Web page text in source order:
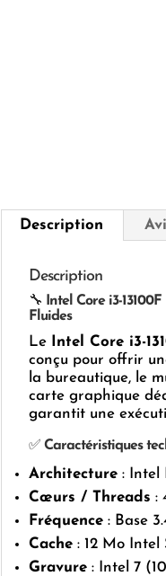
Description
Description
🔧
Intel Core i3-
Fluides
Le Intel Core i3-
conçu pour offrir
la bureautique, le
carte graphique
garantit une
✅ Caractéristiques
Architecture: Intel
Cœurs / Threads :
Fréquence: Base
Cache: 12 Mo Intel
Gravure: Intel 7